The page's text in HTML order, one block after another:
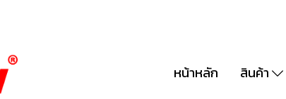
หน้าหลัก สินค้า